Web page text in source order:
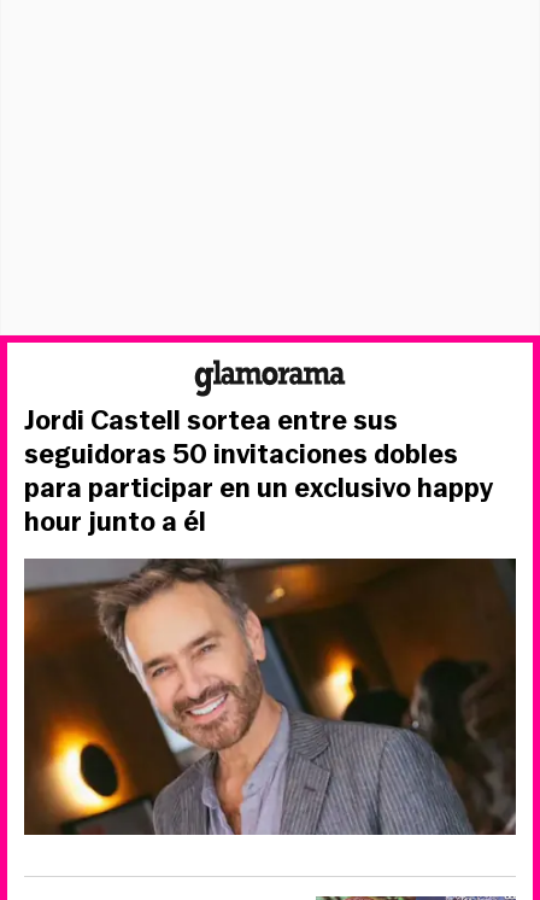
Jordi Castell sortea entre sus
seguidoras 50 invitaciones dobles
para participar en un exclusivo happy
hour junto a él